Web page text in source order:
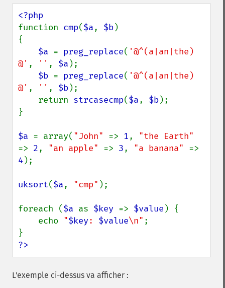
function cmp($a, $b)
{
$a = preg_replace( '@^(a|an|the)
@' , '' , $a );
$b = preg_replace( '@^(a|an|the)
@' , '' , $b);
    return
strcasecmp($a, $b);
}
$a = array( "John" => 1,
=> 2, "an apple" => 3, "a banana"
4 );
uksort($a, "cmp" );
foreach ($a as $key => $value ) {
    echo
"$key: $value\n" ;
?>
L'exemple ci-dessus va afficher :